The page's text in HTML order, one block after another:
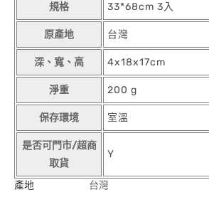
規格 33*68cm 3入
原產地 台灣
深、寬、高 4x18x17cm
淨重 200 g
保存環境 室溫
是否可門市/超商
取貨
Y
產地 台灣